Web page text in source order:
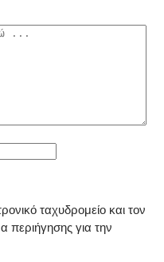
ταχυδρομείο και τον
περιήγησης για την